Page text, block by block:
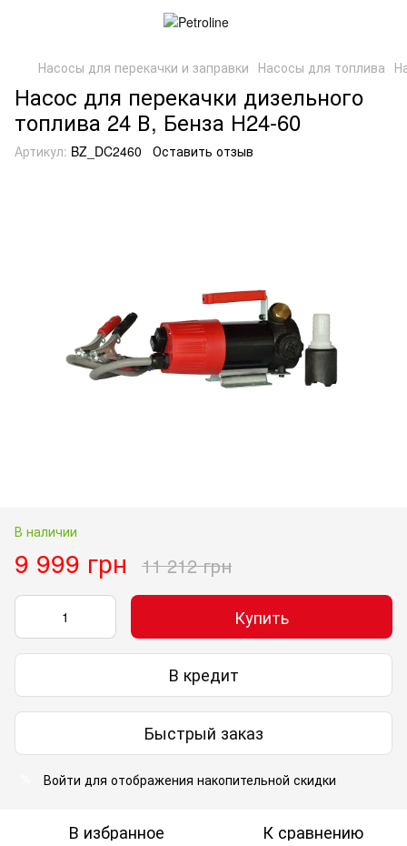
Насосы для перекачки и заправки Насосы для топлива
Насос для перекачки дизельного
топлива 24 В, Бенза Н24-60
Артикул: BZ_DC2460 Оставить отзыв
В наличии
9 999 грн 11 212 грн
Купить
В кредит
Быстрый заказ
Войти для отображения накопительной скидки
В избранное К сравнению